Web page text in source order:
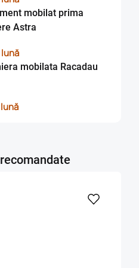
mobilat prima
Astra
mobilata Racadau